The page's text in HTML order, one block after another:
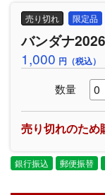
売り切れ 限定品
バンダナ
1,000 円（税込）
数量
売り切れのため
銀行振込 郵便振替